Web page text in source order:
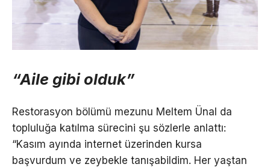
“Aile gibi olduk”
Restorasyon bölümü mezunu Meltem Ünal da
topluluğa katılma sürecini şu sözlerle anlattı:
“Kasım ayında internet üzerinden kursa
başvurdum ve zeybekle tanışabildim. Her yaştan